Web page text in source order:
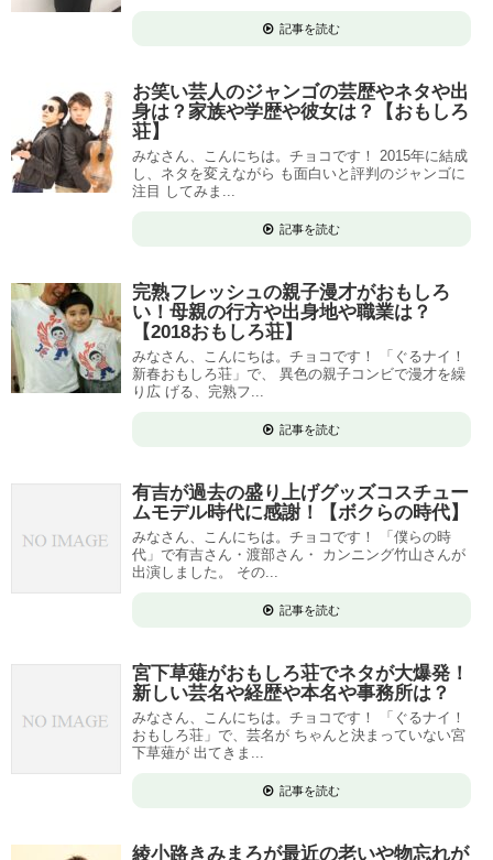
記事を読む
お笑い芸人のジャンゴの芸歴やネタや出
身は？家族や学歴や彼女は？【おもしろ
荘】
みなさん、こんにちは。チョコです！ 2015年に結成
し、ネタを変えながら も面白いと評判のジャンゴに
注目 してみま...
記事を読む
完熟フレッシュの親子漫才がおもしろ
い！母親の行方や出身地や職業は？
【2018おもしろ荘】
みなさん、こんにちは。チョコです！ 「ぐるナイ！
新春おもしろ荘」で、 異色の親子コンビで漫才を繰
り広 げる、完熟フ...
記事を読む
有吉が過去の盛り上げグッズコスチュー
ムモデル時代に感謝！【ボクらの時代】
みなさん、こんにちは。チョコです！ 「僕らの時
代」で有吉さん・渡部さん・ カンニング竹山さんが
出演しました。 その...
記事を読む
宮下草薙がおもしろ荘でネタが大爆発！
新しい芸名や経歴や本名や事務所は？
みなさん、こんにちは。チョコです！ 「ぐるナイ！
おもしろ荘」で、芸名が ちゃんと決まっていない宮
下草薙が 出てきま...
記事を読む
綾小路きみまろが最近の老いや物忘れが